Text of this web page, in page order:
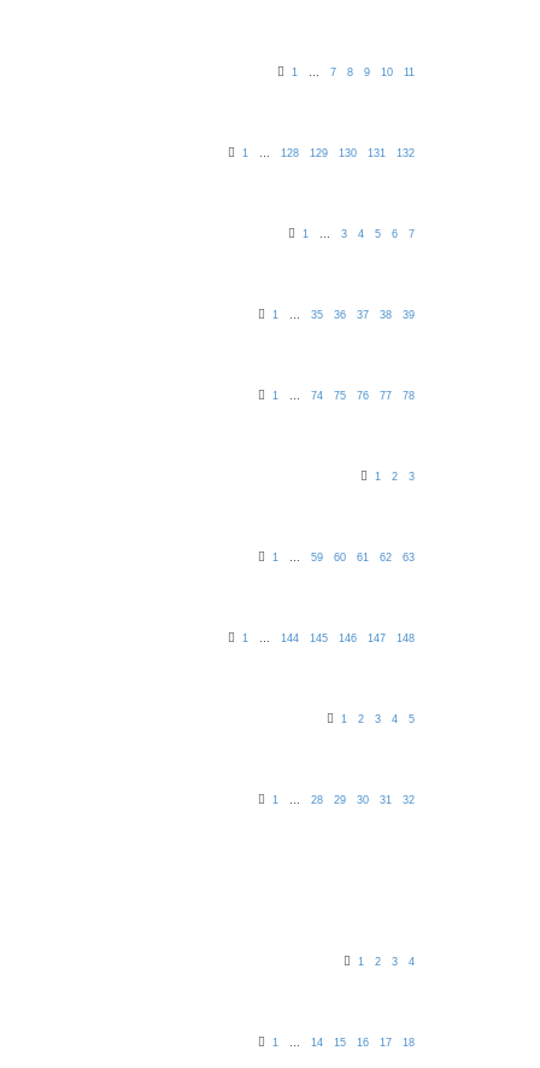
1 … 7 8 9 10 11
1 … 128 129 130 131 132
1 … 3 4 5 6 7
1 … 35 36 37 38 39
1 … 74 75 76 77 78
1 2 3
1 … 59 60 61 62 63
1 … 144 145 146 147 148
1 2 3 4 5
1 … 28 29 30 31 32
1 2 3 4
1 … 14 15 16 17 18